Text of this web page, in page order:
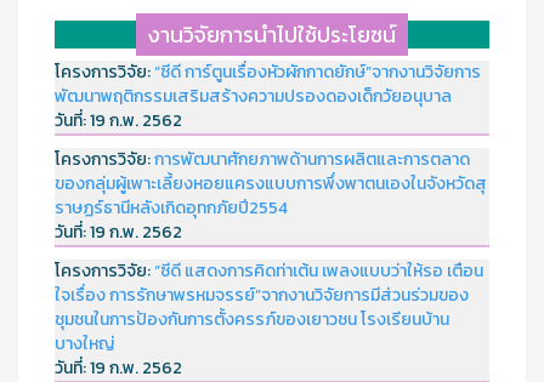
งานวิจัยการนำไปใช้ประโยชน์
โครงการวิจัย:“ซีดี การ์ตูนเรื่องหัวผักกาดยักษ์”จากงานวิจัยการ
พัฒนาพฤติกรรมเสริมสร้างความปรองดองเด็กวัยอนุบาล
วันที่:19 ก.พ. 2562
โครงการวิจัย:การพัฒนาศักยภาพด้านการผลิตและการตลาด
ของกลุ่มผู้เพาะเลี้ยงหอยแครงแบบการพึ่งพาตนเองในจังหวัดสุ
ราษฏร์ธานีหลังเกิดอุทกภัยปี2554
วันที่:19 ก.พ. 2562
โครงการวิจัย:“ซีดี แสดงการคิดท่าเต้น เพลงแบบว่าให้รอ เตือน
ใจเรื่อง การรักษาพรหมจรรย์”จากงานวิจัยการมีส่วนร่วมของ
ชุมชนในการป้องกันการตั้งครรภ์ของเยาวชน โรงเรียนบ้าน
บางใหญ่
วันที่:19 ก.พ. 2562